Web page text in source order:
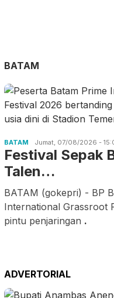
BATAM
BATAM Jumat, 07/08/2026 -
Festival Sepak
Talen…
BATAM (gokepri) - BP
International Grassroot
pintu penjaringan .
ADVERTORIAL